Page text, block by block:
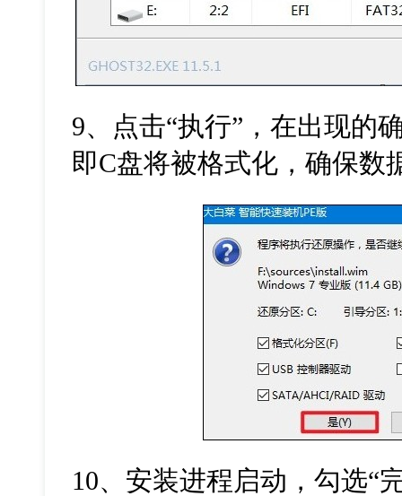
9、点击“执行”，在出现的
即C盘将被格式化，确保数
10、安装进程启动，勾选“